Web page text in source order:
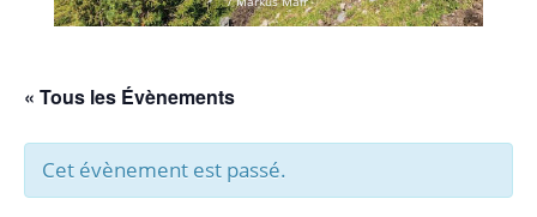
« Tous les Évènements
Cet évènement est passé.